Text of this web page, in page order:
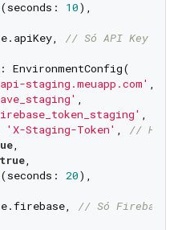
(seconds: 10),
// Só API Key
EnvironmentConfig(
staging.meuapp.com' ,
,
,
'X-Staging-Token' , //
,
true,
(seconds: 20),
// Só Firebase